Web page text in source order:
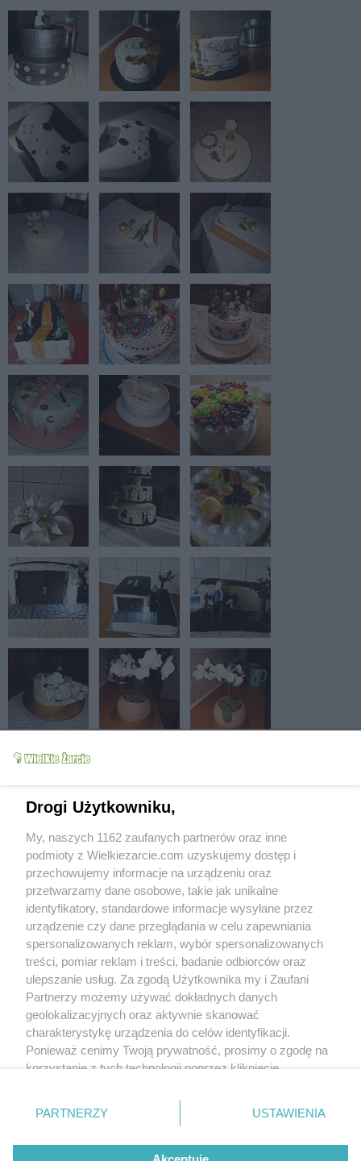
Drogi Użytkowniku,
My, naszych 1162 zaufanych partnerów oraz inne
podmioty z Wielkiezarcie.com uzyskujemy dostęp i
przechowujemy informacje na urządzeniu oraz
przetwarzamy dane osobowe, takie jak unikalne
identyfikatory, standardowe informacje wysyłane przez
urządzenie czy dane przeglądania w celu zapewniania
spersonalizowanych reklam, wybór spersonalizowanych
treści, pomiar reklam i treści, badanie odbiorców oraz
ulepszanie usług. Za zgodą Użytkownika my i Zaufani
Partnerzy możemy używać dokładnych danych
geolokalizacyjnych oraz aktywnie skanować
charakterystykę urządzenia do celów identyfikacji.
Ponieważ cenimy Twoją prywatność, prosimy o zgodę na
korzystanie z tych technologii poprzez kliknięcie
zmienić/wycofać klikając przycisk ustawień prywatności
znajdujący się w lewym dolnym rogu strony
rodzaje przetwarzania danych nie wymagają zgody
PARTNERZY USTAWIENIA